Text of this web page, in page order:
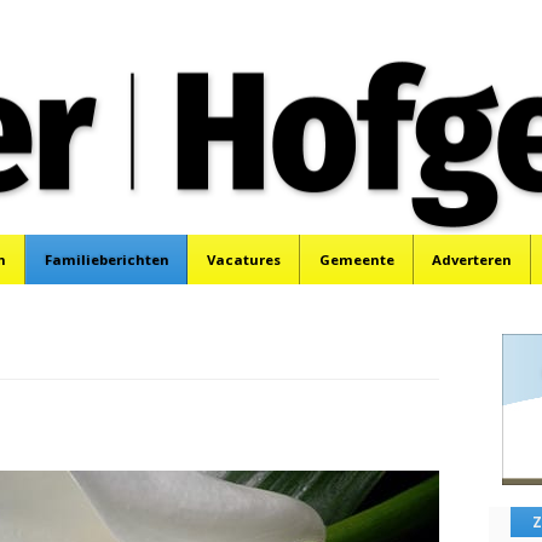
Familieberichten Vacatures Gemeente Adverteren